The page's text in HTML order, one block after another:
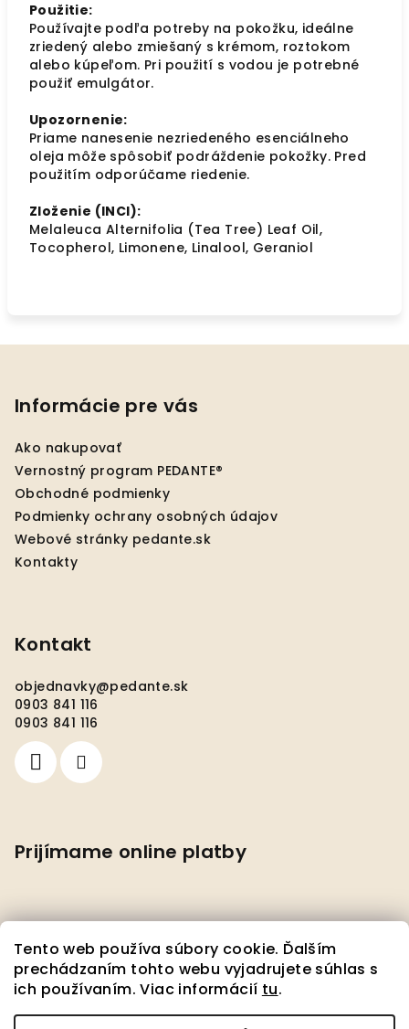
Tento web používa súbory cookie. Ďalším
prechádzaním tohto webu vyjadrujete súhlas s
ich používaním. Viac informácií tu.
Použitie:
Používajte podľa potreby na pokožku, ideálne
zriedený alebo zmiešaný s krémom, roztokom
alebo kúpeľom. Pri použití s vodou je potrebné
použiť emulgátor.
Upozornenie:
Priame nanesenie nezriedeného esenciálneho
oleja môže spôsobiť podráždenie pokožky. Pred
použitím odporúčame riedenie.
Zloženie (INCI):
Melaleuca Alternifolia (Tea Tree) Leaf Oil,
Tocopherol, Limonene, Linalool, Geraniol
Informácie pre vás
Ako nakupovať
Vernostný program PEDANTE®
Obchodné podmienky
Podmienky ochrany osobných údajov
Webové stránky pedante.sk
Kontakty
Kontakt
objednavky@pedante.sk
0903 841 116
0903 841 116
Prijímame online platby
Facebook